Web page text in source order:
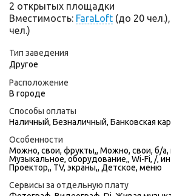
2 открытых площадки
Вместимость: FaraLoft (до 20 чел.),
чел.)
Тип заведения
Другое
Расположение
В городе
Способы оплаты
Наличный, Безналичный, Банковская
Особенности
Можно, свои, фрукты,, Можно, свои, б/а,
Музыкальное, оборудование,, Wi-Fi, /,
Проектор,, TV, экраны,, Детское, меню
Сервисы за отдельную плату